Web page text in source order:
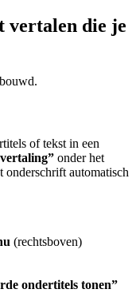
die je
of tekst in een
onder het
automatisch
(rechtsboven)
ondertitels tonen”